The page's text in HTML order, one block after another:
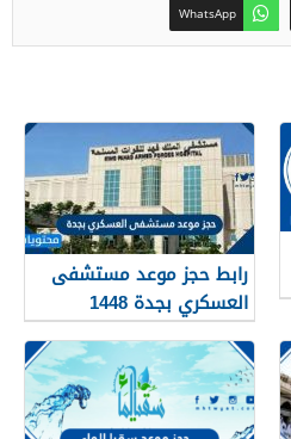
WhatsApp
رابط حجز موعد مستشفى
العسكري بجدة 1448